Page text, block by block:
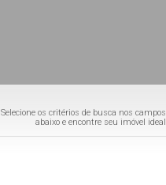
Selecione os critérios de busca nos campos
abaixo e encontre seu imóvel ideal